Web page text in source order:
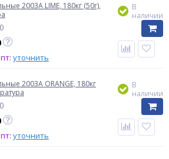
2003A LIME, 180кг (50г),
уточнить
В
наличии
2003A ORANGE, 180кг
уточнить
В
наличии